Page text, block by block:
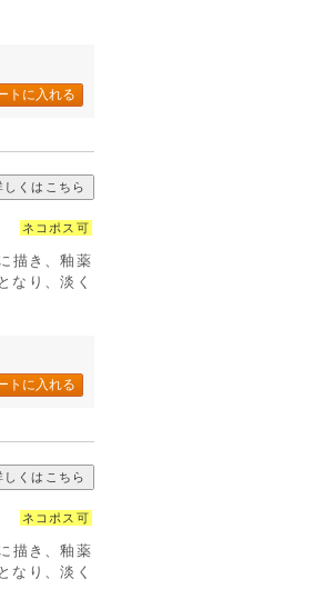
しくはこちら
ネコポス可
描き、釉薬
なり、淡く
しくはこちら
ネコポス可
描き、釉薬
なり、淡く